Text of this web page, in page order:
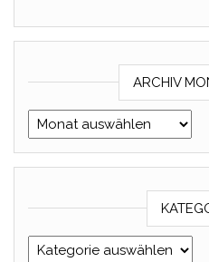
ARCHIV
Archiv Monat/Jahr
Kategorien